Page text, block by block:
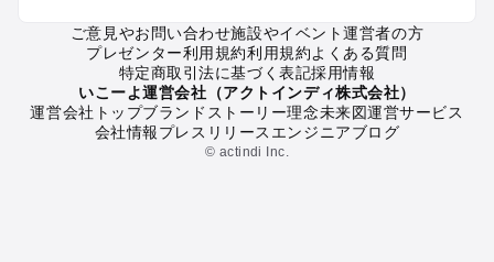
小金井・小平・西東京・東村山・東久留米のプールお出かけ
府中・調布・狛江のプールお出かけ
青梅・奥多摩のプールお出かけ
蒲田・大森・羽田周辺のプールお出かけ
葛西・新木場・亀戸・亀有・柴又のプールお出かけ
北千住・日暮里・荒川のプールお出かけ
ご意見やお問い合わせ施設やイベント運営者の方
プレゼンター利用規約利用規約よくある質問
特定商取引法に基づく表記採用情報
いこーよ運営会社（アクトインディ株式会社）
運営会社トップブランドストーリー理念未来図運営サービス
会社情報プレスリリース エンジニアブログ
© actindi Inc.